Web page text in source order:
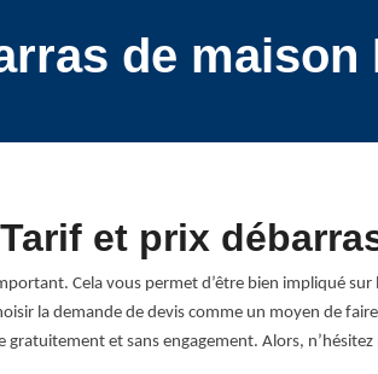
de maison
Tarif et prix
Cela vous permet d’être bien impliqué
la demande de devis comme un moyen de
gratuitement et sans engagement. Alors,